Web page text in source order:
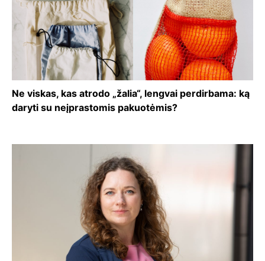
Ne viskas, kas atrodo „žalia“, lengvai perdirbama: ką
daryti su neįprastomis pakuotėmis?